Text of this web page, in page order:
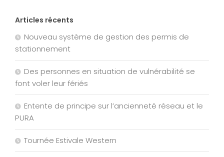
Articles récents
Nouveau système de gestion des permis de
stationnement
Des personnes en situation de vulnérabilité se
font voler leur fériés
Entente de principe sur l’ancienneté réseau et le
PURA
Tournée Estivale Western